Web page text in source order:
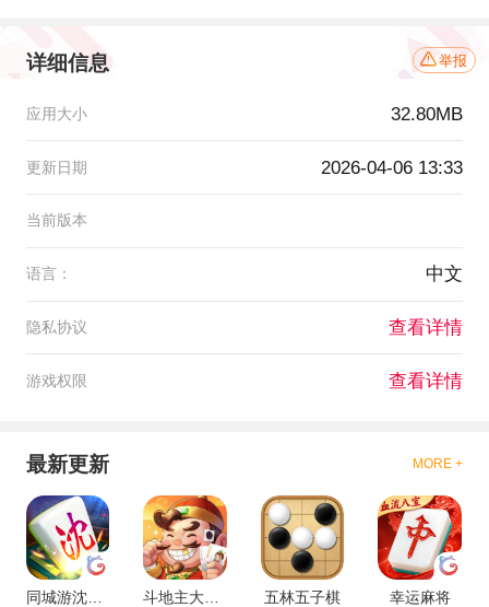
详细信息 举报
应用大小 32.80MB
更新日期 2026-04-06 13:33
当前版本
语言： 中文
隐私协议 查看详情
游戏权限 查看详情
最新更新 MORE +
同城游沈阳麻将
五林五子棋
幸运麻将